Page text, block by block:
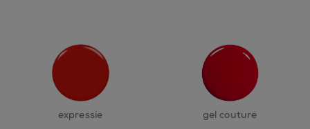
expressie gel couture